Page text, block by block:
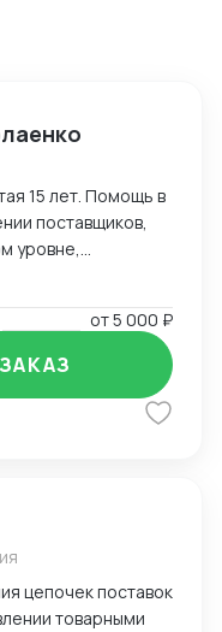
15 лет. Помощь в
поставщиков,
уровне,
Помощь в
, проверенные
от5 000 ₽
цепочек поставок
товарными